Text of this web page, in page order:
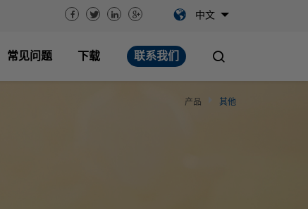
中文
联系我们
常见问题 下载
产品 其他